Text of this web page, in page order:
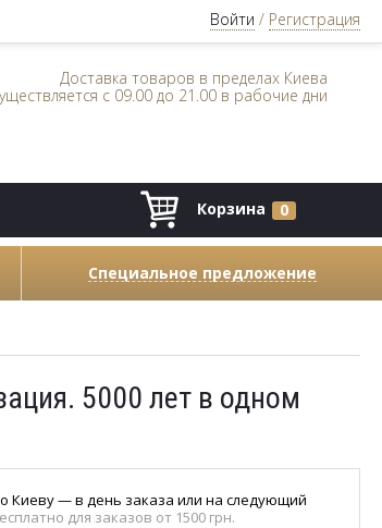
Войти / Регистрация
Доставка товаров в пределах Киева
с 09.00 до 21.00 в рабочие дни
Корзина 0
Специальное предложение
5000 лет в одном
Киеву — в день заказа или на следующий
для заказов от 1500 грн.